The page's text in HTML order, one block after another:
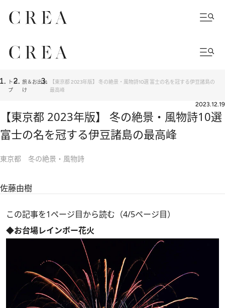
トッ
プ
旅＆お出か
け
【東京都 2023年版】 冬の絶景・風物詩10選 富士の名を冠する伊豆諸島の
最高峰
2023.12.19
【東京都 2023年版】 冬の絶景・風物詩10選
富士の名を冠する伊豆諸島の最高峰
東京都 冬の絶景・風物詩
佐藤由樹
この記事を1ページ目から読む（4/5ページ目）
◆お台場レインボー花火